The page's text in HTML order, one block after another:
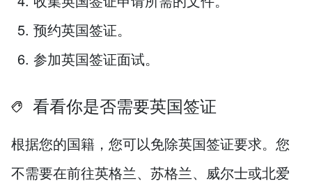
预约英国签证。
参加英国签证面试。
看看你是否需要英国签证
根据您的国籍，您可以免除英国签证要求。您
不需要在前往英格兰、苏格兰、威尔士或北爱